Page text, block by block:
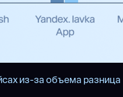
из-за объема разница